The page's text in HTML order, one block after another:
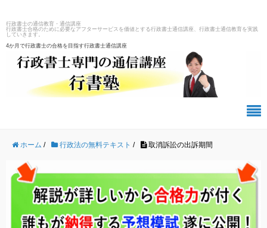
行政書士の通信教育・通信講座
行政書士合格のために必要なアフターサービスを価値とする行政書士通信講座、行政書士通信教育を実践
していきます。
4か月で行政書士の合格を目指す行政書士通信講座
ホーム / 行政法の無料テキスト / 取消訴訟の出訴期間